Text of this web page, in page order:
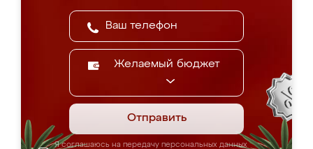
Желаемый бюджет
Отправить
Я соглашаюсь на передачу персональных данных